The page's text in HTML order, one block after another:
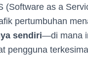
(Software as a
pertumbuhan
sendiri—di mana
pengguna